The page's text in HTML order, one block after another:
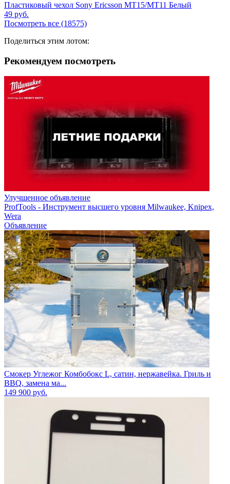
Пластиковый чехол Sony Ericsson MT15/MT11 Белый
49 руб.
Посмотреть все (18575)
Поделиться этим лотом:
Рекомендуем посмотреть
Улучшенное объявление
ProfTools - Инструмент высшего уровня Milwaukee, Knipex,
Wera
Объявление
Смокер Углежог Комбобокс L, сатин, нержавейка. Гриль и
BBQ, замена ма...
149 900 руб.